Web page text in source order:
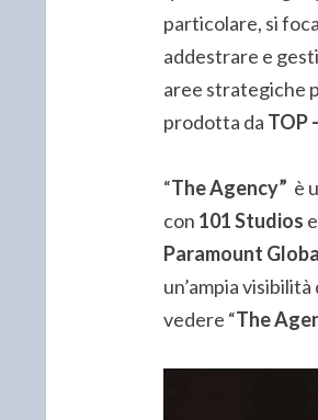
particolare, si
addestrare e
aree strategiche
prodotta da TOP
“The Agency” è
con 101 Studios e
Paramount
un’ampia
vedere “The